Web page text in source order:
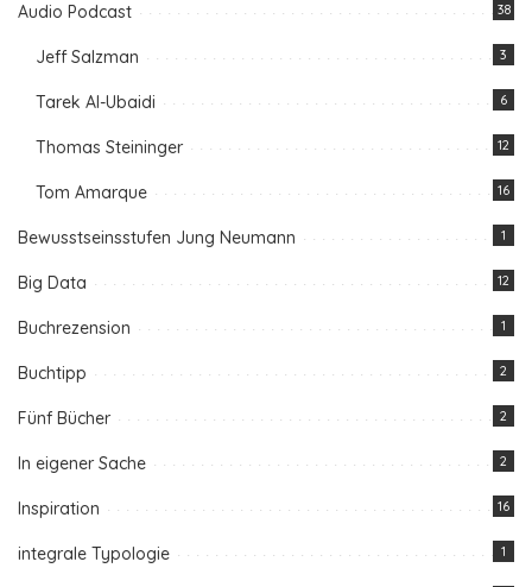
Audio Podcast 38
Jeff Salzman 3
Tarek Al-Ubaidi 6
Thomas Steininger 12
Tom Amarque 16
Bewusstseinsstufen Jung Neumann 1
Big Data 12
Buchrezension 1
Buchtipp 2
Fünf Bücher 2
In eigener Sache 2
Inspiration 16
integrale Typologie 1